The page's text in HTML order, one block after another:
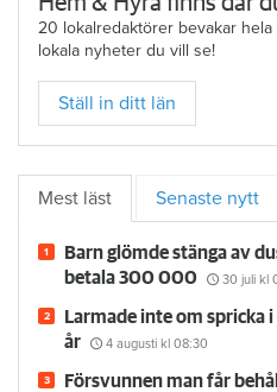
20 lokalredaktörer bevakar
lokala nyheter du vill se!
Ställ in ditt län
Mest läst Senaste nytt
Barn glömde stänga av
betala 300 000
30 juli kl
Larmade inte om spricka
år
4 augusti kl 08:30
Försvunnen man får